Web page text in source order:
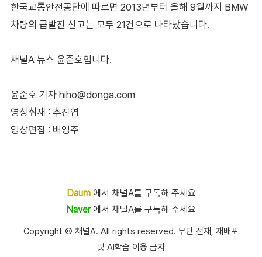
한국교통안전공단에 따르면 2013년부터 올해 9월까지 BMW
차량의 급발진 신고는 모두 21건으로 나타났습니다.
채널A 뉴스 윤준호입니다.
윤준호 기자 hiho@donga.com
영상취재 : 추진엽
영상편집 : 배영주
Daum에서 채널A를 구독해 주세요
Naver에서 채널A를 구독해 주세요
Copyright Ⓒ 채널A. All rights reserved. 무단 전재, 재배포
및 AI학습 이용 금지